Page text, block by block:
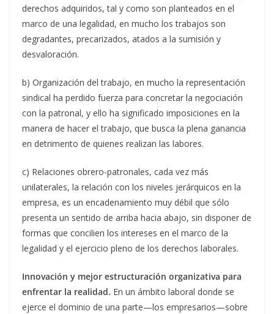
derechos adquiridos, tal y como son planteados en el
marco de una legalidad, en mucho los trabajos son
degradantes, precarizados, atados a la sumisión y
desvaloración.
b) Organización del trabajo, en mucho la representación
sindical ha perdido fuerza para concretar la negociación
con la patronal, y ello ha significado imposiciones en la
manera de hacer el trabajo, que busca la plena ganancia
en detrimento de quienes realizan las labores.
c) Relaciones obrero-patronales, cada vez más
unilaterales, la relación con los niveles jerárquicos en la
empresa, es un encadenamiento muy débil que sólo
presenta un sentido de arriba hacia abajo, sin disponer de
formas que concilien los intereses en el marco de la
legalidad y el ejercicio pleno de los derechos laborales.
Innovación y mejor estructuración organizativa para
enfrentar la realidad. En un ámbito laboral donde se
ejerce el dominio de una parte—los empresarios—sobre